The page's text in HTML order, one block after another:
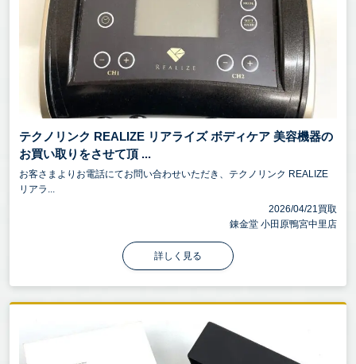
テクノリンク REALIZE リアライズ ボディケア 美容機器の
お買い取りをさせて頂 ...
お客さまよりお電話にてお問い合わせいただき、テクノリンク REALIZE
リアラ...
2026/04/21買取
錬金堂 小田原鴨宮中里店
詳しく見る